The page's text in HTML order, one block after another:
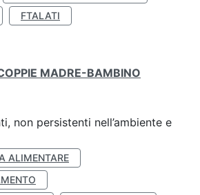
FTALATI
MADRE-BAMBINO
non persistenti nell’ambiente e
ALIMENTARE